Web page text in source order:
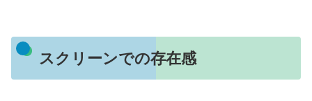
スクリーンでの存在感